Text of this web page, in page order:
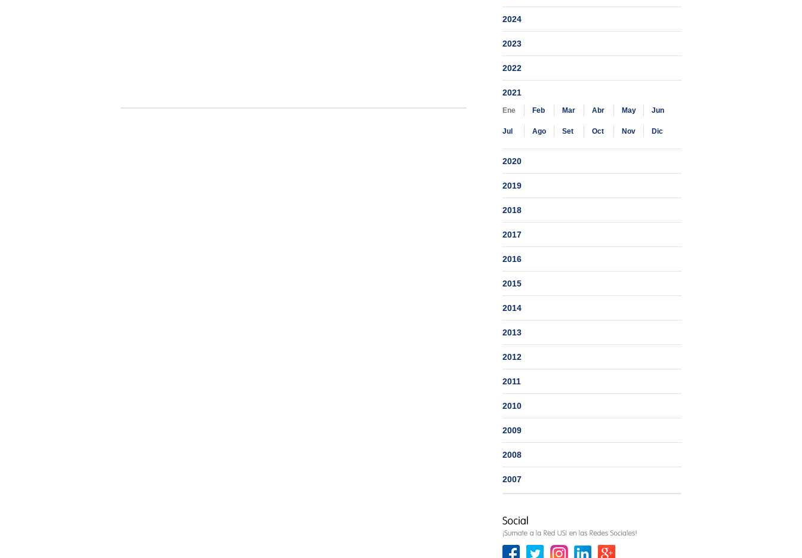
2024
2023
2022
2021
Ene Feb Mar Abr May Jun
Jul Ago Set Oct Nov Dic
2020
2019
2018
2017
2016
2015
2014
2013
2012
2011
2010
2009
2008
2007